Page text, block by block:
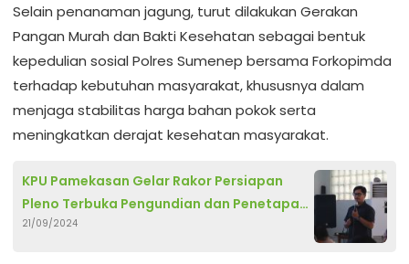
Selain penanaman jagung, turut dilakukan Gerakan
Pangan Murah dan Bakti Kesehatan sebagai bentuk
kepedulian sosial Polres Sumenep bersama Forkopimda
terhadap kebutuhan masyarakat, khususnya dalam
menjaga stabilitas harga bahan pokok serta
meningkatkan derajat kesehatan masyarakat.
KPU Pamekasan Gelar Rakor Persiapan
Pleno Terbuka Pengundian dan Penetapan
Nomor Urut Paslon
21/09/2024